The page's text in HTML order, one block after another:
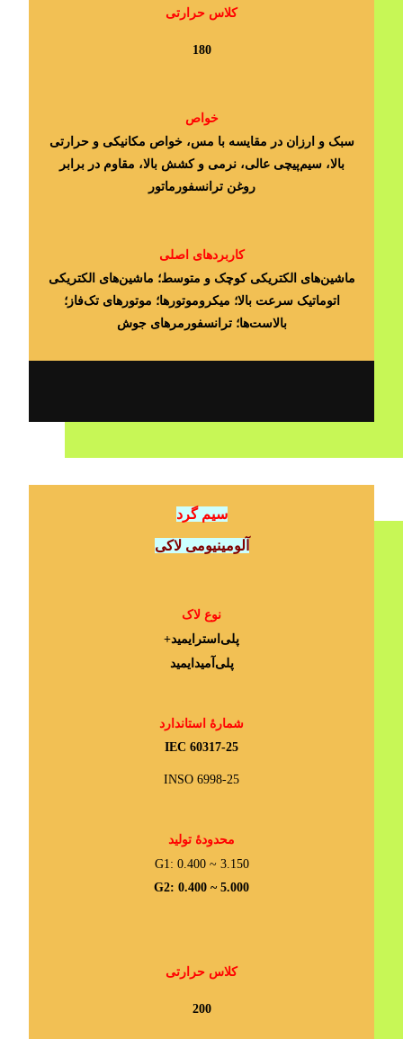
کلاس حرارتی
180
خواص
سبک و ارزان در مقایسه با مس، خواص مکانیکی و حرارتی
بالا، سیم‌پیچی عالی، نرمی و کشش بالا، مقاوم در برابر
روغن ترانسفورماتور
کاربردهای اصلی
ماشین‎‌های الکتریکی کوچک و متوسط؛ ماشین‌‎های الکتریکی
اتوماتیک سرعت بالا؛ میکروموتورها؛ موتورهای تک‌فاز؛
بالاست‌ها؛ ترانسفورمرهای جوش
سیم گرد
آلومینیومی لاکی
نوع لاک
پلی‌استرایمید+
پلی‌آمیدایمید
شمارۀ استاندارد
IEC 60317-25
INSO 6998-25
محدودۀ تولید
G1: 0.400 ~ 3.150
G2: 0.400 ~ 5.000
کلاس حرارتی
200